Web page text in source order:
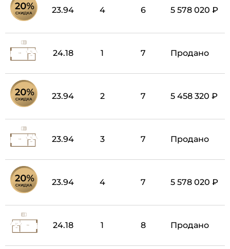
23.94 4 6 5 578 020 ₽
24.18 1 7 Продано
23.94 2 7 5 458 320 ₽
23.94 3 7 Продано
23.94 4 7 5 578 020 ₽
24.18 1 8 Продано